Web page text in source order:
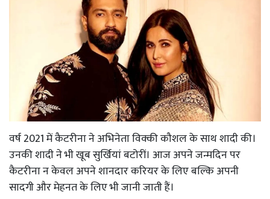
वर्ष 2021 में कैटरीना ने अभिनेता विक्की कौशल के साथ शादी की।
उनकी शादी ने भी खूब सुर्खियां बटोरीं। आज अपने जन्मदिन पर
कैटरीना न केवल अपने शानदार करियर के लिए बल्कि अपनी
सादगी और मेहनत के लिए भी जानी जाती हैं।